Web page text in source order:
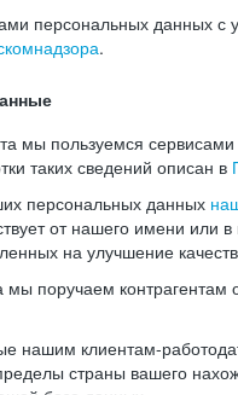
персональных данных с
.
мы пользуемся
таких сведений описан в
персональных данных
от нашего имени
на улучшение
мы поручаем
клиентам-
страны вашего